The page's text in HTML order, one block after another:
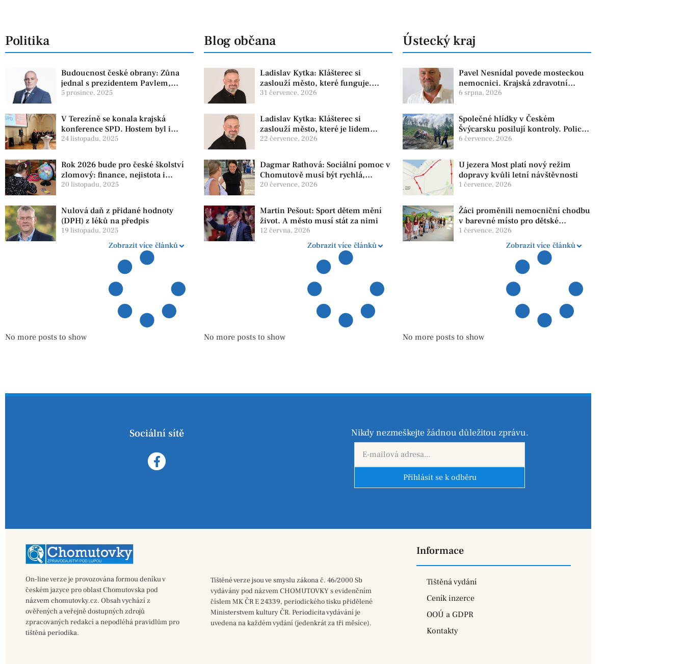
Politika
Budoucnost české obrany: Zůna
jednal s prezidentem Pavlem,
experti zdůrazňují článek 3 NATO
5 prosince, 2025
V Terezíně se konala krajská
konference SPD. Hostem byl i
zástupce koaliční strany PRO
24 listopadu, 2025
Rok 2026 bude pro české školství
zlomový: finance, nejistota i
ambiciózní plány
20 listopadu, 2025
Nulová daň z přidané hodnoty
(DPH) z léků na předpis
19 listopadu, 2025
Zobrazit více článků
No more posts to show
Blog občana
Ladislav Kytka: Klášterec si
zaslouží město, které funguje.
Proto předkládáme program, který
31 července, 2026
Ladislav Kytka: Klášterec si
zaslouží město, které je lidem
nablízku
22 července, 2026
Dagmar Rathová: Sociální pomoc v
Chomutově musí být rychlá,
srozumitelná a férová. Ne udržovat
20 července, 2026
Martin Pešout: Sport dětem mění
život. A město musí stát za nimi
12 června, 2026
Zobrazit více článků
No more posts to show
Ústecký kraj
Pavel Nesnídal povede mosteckou
nemocnici. Krajská zdravotní
oznámila změnu ve vedení
6 srpna, 2026
Společné hlídky v Českém
Švýcarsku posilují kontroly. Policie
dohlíží na bezpečnost i ochranu
6 července, 2026
U jezera Most platí nový režim
dopravy kvůli letní návštěvnosti
1 července, 2026
Žáci proměnili nemocniční chodbu
v barevné místo pro dětské
pacienty
1 července, 2026
Zobrazit více článků
No more posts to show
Sociální sítě Nikdy nezmeškejte žádnou důležitou zprávu.
Přihlásit se k odběru
On-line verze je provozována formou deníku v
českém jazyce pro oblast Chomutovska pod
názvem chomutovky.cz. Obsah vychází z
ověřených a veřejně dostupných zdrojů
zpracovaných redakcí a nepodléhá pravidlům pro
tištěná periodika.
Tištěné verze jsou ve smyslu zákona č. 46/2000 Sb
vydávány pod názvem CHOMUTOVKY s evidenčním
číslem MK ČR E 24339, periodického tisku přidělené
Ministerstvem kultury ČR. Periodicita vydávání je
uvedena na každém vydání (jedenkrát za tři měsíce).
Informace
Tištěná vydání
Ceník inzerce
OOÚ a GDPR
Kontakty